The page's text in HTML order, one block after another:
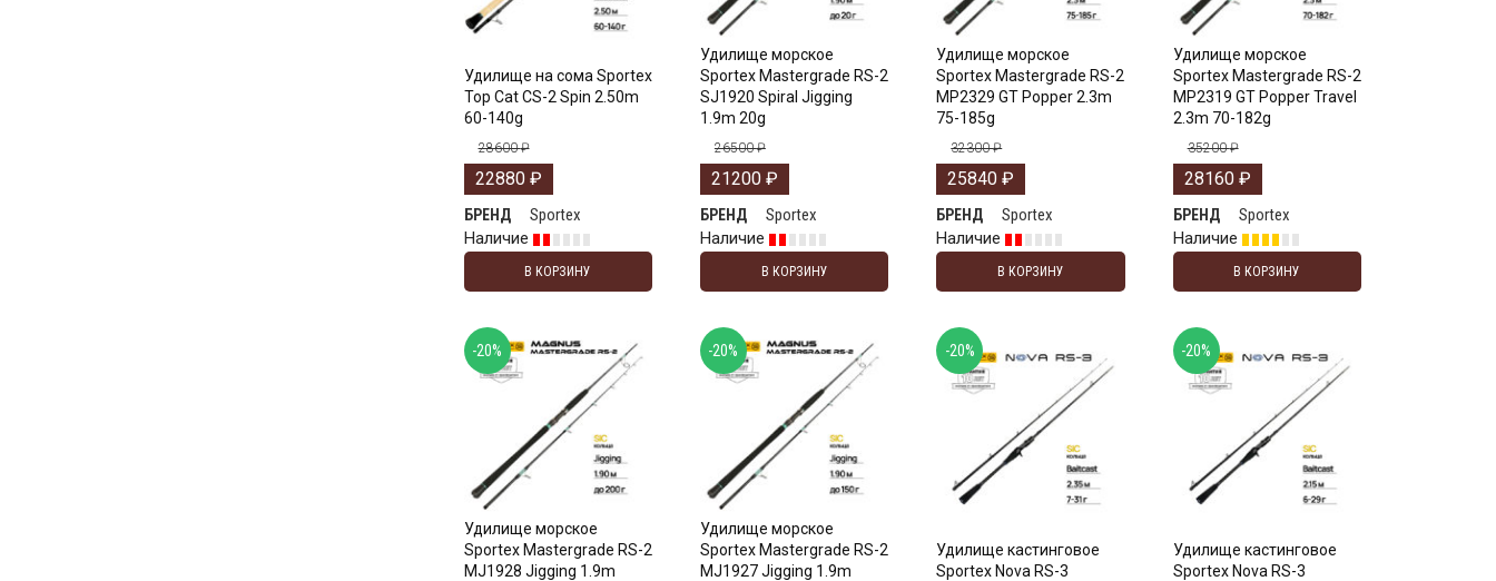
Удилище на сома Sportex
Top Cat CS-2 Spin 2.50m
60-140g
28600₽
22880 ₽
БРЕНД
Sportex
Наличие
В КОРЗИНУ
Удилище морское
Sportex Mastergrade RS-2
SJ1920 Spiral Jigging
1.9m 20g
26500₽
21200 ₽
БРЕНД
Sportex
Наличие
В КОРЗИНУ
Удилище морское
Sportex Mastergrade RS-2
MP2329 GT Popper 2.3m
75-185g
32300₽
25840₽
БРЕНД
Sportex
Наличие
В КОРЗИНУ
Удилище морское
Sportex Mastergrade RS-2
MP2319 GT Popper Travel
2.3m 70-182g
35200₽
28160 ₽
БРЕНД
Sportex
Наличие
В КОРЗИНУ
Удилище морское
Sportex Mastergrade RS-2
MJ1928 Jigging 1.9m
-20%
Удилище морское
Sportex Mastergrade RS-2
MJ1927 Jigging 1.9m
-20%
Удилище кастинговое
Sportex Nova RS-3
-20%
Удилище кастинговое
Sportex Nova RS-3
-20%